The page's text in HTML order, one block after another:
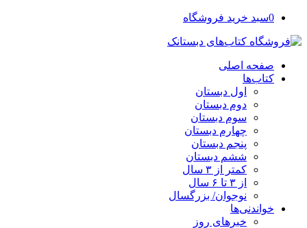
0سبد خرید فروشگاه
صفحه اصلی
کتاب‌ها
اول دبستان
دوم دبستان
سوم دبستان
چهارم دبستان
پنجم دبستان
ششم دبستان
کمتر از ۳ سال
از ۳ تا ۶ سال
نوجوان/ بزرگسال
خواندنی‌ها
خبرهای روز